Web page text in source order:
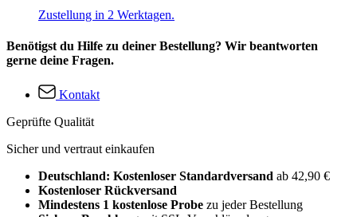
Zustellung in 2 Werktagen.
Benötigst du Hilfe zu deiner Bestellung? Wir beantworten
gerne deine Fragen.
Kontakt
Geprüfte Qualität
Sicher und vertraut einkaufen
Deutschland: Kostenloser Standardversand ab 42,90 €
Kostenloser Rückversand
Mindestens 1 kostenlose Probe zu jeder Bestellung